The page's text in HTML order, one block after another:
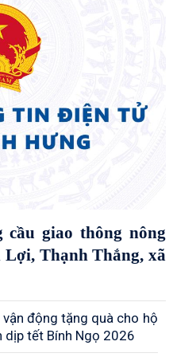
giao thông nông
Thạnh Thắng, xã
tặng quà cho hộ
dịp tết Bính Ngọ 2026